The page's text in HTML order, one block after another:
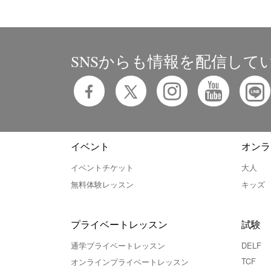
SNSからも情報を配信して
イベント
イベントチケット
無料体験レッスン
オン
大人
キッズ
プライベートレッスン
通学プライベートレッスン
オンラインプライベートレッスン
試験
DELF
TCF